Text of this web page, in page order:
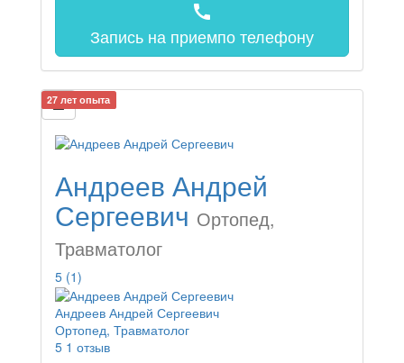
call
Запись на приемпо телефону
27 лет опыта
Андреев Андрей
Сергеевич Ортопед,
Травматолог
5 (1)
Андреев Андрей Сергеевич
Ортопед, Травматолог
5 1 отзыв